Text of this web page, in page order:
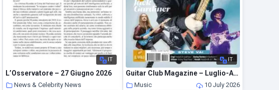
IT
L’Osservatore – 27 Giugno 2026
News & Celebrity News
IT
Guitar Club Magazine – Luglio-Agosto 2026
Music 10 July 2026